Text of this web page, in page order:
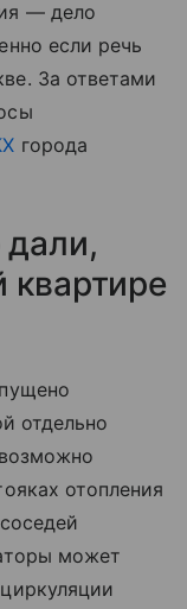
— дело
если речь
За ответами
города
квартире
отдельно
отопления
может